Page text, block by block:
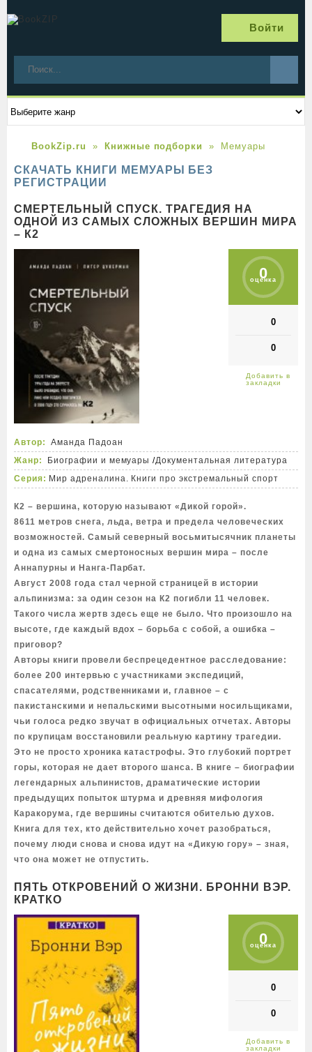
Войти
BookZip.ru Книжные подборки Мемуары
СКАЧАТЬ КНИГИ МЕМУАРЫ БЕЗ
РЕГИСТРАЦИИ
СМЕРТЕЛЬНЫЙ СПУСК. ТРАГЕДИЯ НА
ОДНОЙ ИЗ САМЫХ СЛОЖНЫХ ВЕРШИН МИРА
– К2
0
оценка
0
0
Автор:
Аманда Падоан
Жанр:
Биографии и мемуары /Документальная литература
Серия: Мир адреналина. Книги про экстремальный спорт
К2 – вершина, которую называют «Дикой горой».
8611 метров снега, льда, ветра и предела человеческих
возможностей. Самый северный восьмитысячник планеты
и одна из самых смертоносных вершин мира – после
Аннапурны и Нанга-Парбат.
Август 2008 года стал черной страницей в истории
альпинизма: за один сезон на К2 погибли 11 человек.
Такого числа жертв здесь еще не было. Что произошло на
высоте, где каждый вдох – борьба с собой, а ошибка –
приговор?
Авторы книги провели беспрецедентное расследование:
более 200 интервью с участниками экспедиций,
спасателями, родственниками и, главное – с
пакистанскими и непальскими высотными носильщиками,
чьи голоса редко звучат в официальных отчетах. Авторы
по крупицам восстановили реальную картину трагедии.
Это не просто хроника катастрофы. Это глубокий портрет
горы, которая не дает второго шанса. В книге – биографии
легендарных альпинистов, драматические истории
предыдущих попыток штурма и древняя мифология
Каракорума, где вершины считаются обителью духов.
Книга для тех, кто действительно хочет разобраться,
почему люди снова и снова идут на «Дикую гору» – зная,
что она может не отпустить.
ПЯТЬ ОТКРОВЕНИЙ О ЖИЗНИ. БРОННИ ВЭР.
КРАТКО
0
оценка
0
0